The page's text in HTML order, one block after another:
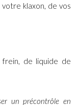
klaxon, de vos
frein, de liquide de
un précontrôle en